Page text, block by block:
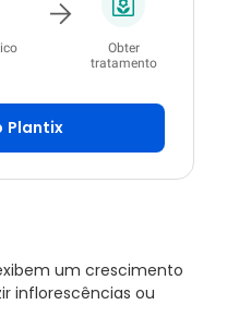
Obter
tratamento
Plantix
um crescimento
inflorescências ou